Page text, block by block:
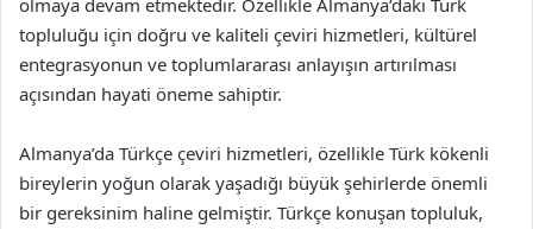
olmaya devam etmektedir. Özellikle Almanya’daki Türk
topluluğu için doğru ve kaliteli çeviri hizmetleri, kültürel
entegrasyonun ve toplumlararası anlayışın artırılması
açısından hayati öneme sahiptir.
Almanya’da Türkçe çeviri hizmetleri, özellikle Türk kökenli
bireylerin yoğun olarak yaşadığı büyük şehirlerde önemli
bir gereksinim haline gelmiştir. Türkçe konuşan topluluk,